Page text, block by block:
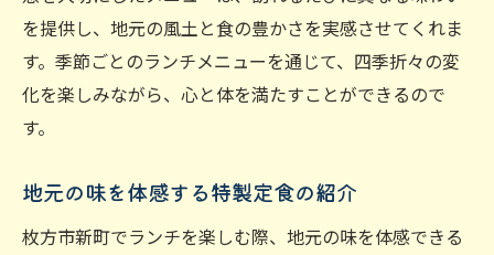
を提供し、地元の風土と食の豊かさを実感させてくれま
す。季節ごとのランチメニューを通じて、四季折々の変
化を楽しみながら、心と体を満たすことができるので
す。
地元の味を体感する特製定食の紹介
枚方市新町でランチを楽しむ際、地元の味を体感できる